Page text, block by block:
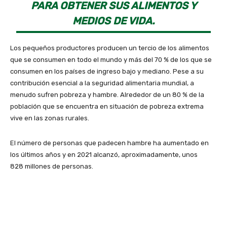
PARA OBTENER SUS ALIMENTOS Y
MEDIOS DE VIDA.
Los pequeños productores producen un tercio de los alimentos
que se consumen en todo el mundo y más del 70 % de los que se
consumen en los países de ingreso bajo y mediano. Pese a su
contribución esencial a la seguridad alimentaria mundial, a
menudo sufren pobreza y hambre. Alrededor de un 80 % de la
población que se encuentra en situación de pobreza extrema
vive en las zonas rurales.
El número de personas que padecen hambre ha aumentado en
los últimos años y en 2021 alcanzó, aproximadamente, unos
828 millones de personas.